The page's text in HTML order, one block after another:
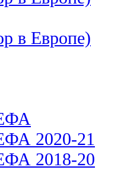
в Европе)
2020-21
2018-20